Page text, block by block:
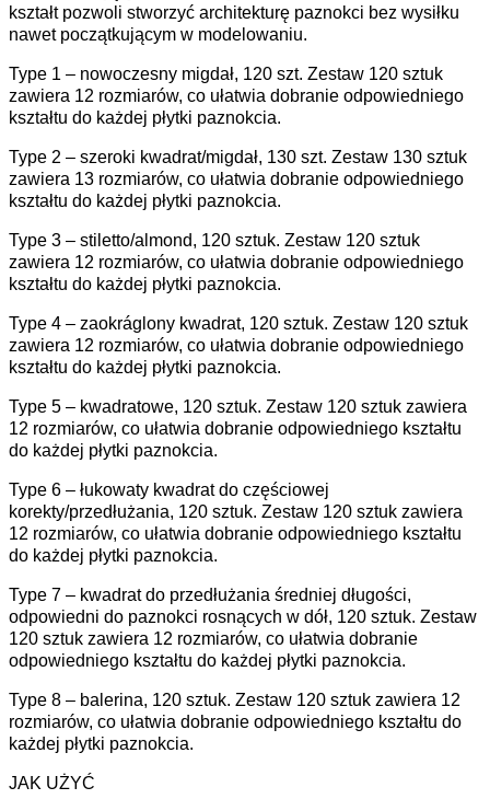
kształt pozwoli stworzyć architekturę paznokci bez wysiłku
nawet początkującym w modelowaniu.
Type 1 – nowoczesny migdał, 120 szt. Zestaw 120 sztuk
zawiera 12 rozmiarów, co ułatwia dobranie odpowiedniego
kształtu do każdej płytki paznokcia.
Type 2 – szeroki kwadrat/migdał, 130 szt. Zestaw 130 sztuk
zawiera 13 rozmiarów, co ułatwia dobranie odpowiedniego
kształtu do każdej płytki paznokcia.
Type 3 – stiletto/almond, 120 sztuk. Zestaw 120 sztuk
zawiera 12 rozmiarów, co ułatwia dobranie odpowiedniego
kształtu do każdej płytki paznokcia.
Type 4 – zaokráglony kwadrat, 120 sztuk. Zestaw 120 sztuk
zawiera 12 rozmiarów, co ułatwia dobranie odpowiedniego
kształtu do każdej płytki paznokcia.
Type 5 – kwadratowe, 120 sztuk. Zestaw 120 sztuk zawiera
12 rozmiarów, co ułatwia dobranie odpowiedniego kształtu
do każdej płytki paznokcia.
Type 6 – łukowaty kwadrat do częściowej
korekty/przedłużania, 120 sztuk. Zestaw 120 sztuk zawiera
12 rozmiarów, co ułatwia dobranie odpowiedniego kształtu
do każdej płytki paznokcia.
Type 7 – kwadrat do przedłużania średniej długości,
odpowiedni do paznokci rosnących w dół, 120 sztuk. Zestaw
120 sztuk zawiera 12 rozmiarów, co ułatwia dobranie
odpowiedniego kształtu do każdej płytki paznokcia.
Type 8 – balerina, 120 sztuk. Zestaw 120 sztuk zawiera 12
rozmiarów, co ułatwia dobranie odpowiedniego kształtu do
każdej płytki paznokcia.
JAK UŻYĆ